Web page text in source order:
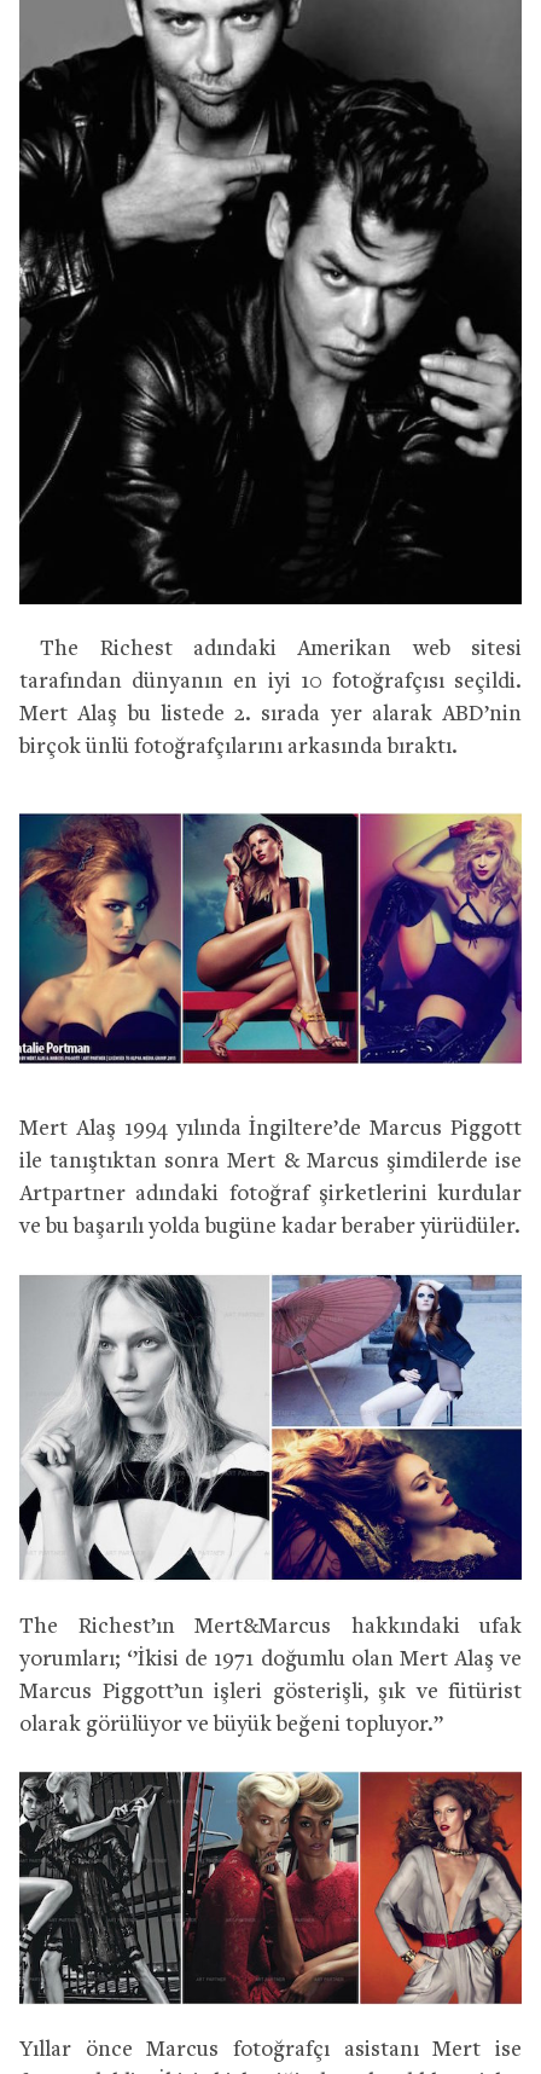
The Richest adındaki Amerikan web sitesi
tarafından dünyanın en iyi 10 fotoğrafçısı seçildi.
Mert Alaş bu listede 2. sırada yer alarak ABD’nin
birçok ünlü fotoğrafçılarını arkasında bıraktı.
Mert Alaş 1994 yılında İngiltere’de Marcus Piggott
ile tanıştıktan sonra Mert & Marcus şimdilerde ise
Artpartner adındaki fotoğraf şirketlerini kurdular
ve bu başarılı yolda bugüne kadar beraber yürüdüler.
The Richest’ın Mert&Marcus hakkındaki ufak
yorumları; ‘’İkisi de 1971 doğumlu olan Mert Alaş ve
Marcus Piggott’un işleri gösterişli, şık ve fütürist
olarak görülüyor ve büyük beğeni topluyor.”
Yıllar önce Marcus fotoğrafçı asistanı Mert ise